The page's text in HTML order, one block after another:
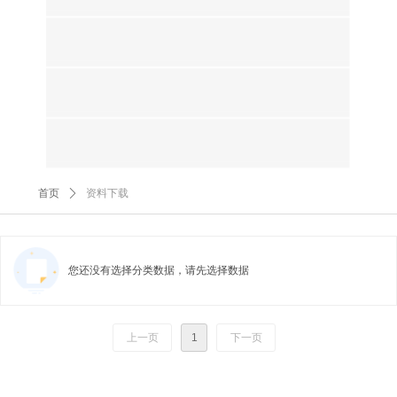
首页 ꄲ 资料下载
您还没有选择分类数据，请先选择数据
上一页 1 下一页